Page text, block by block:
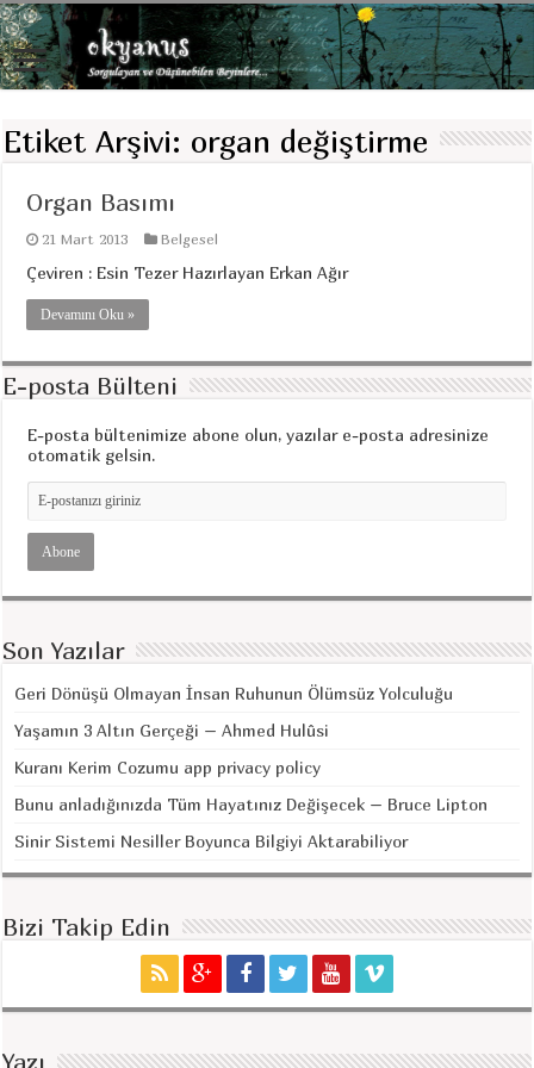
Etiket Arşivi: organ değiştirme
Organ Basımı
21 Mart 2013 Belgesel
Çeviren : Esin Tezer Hazırlayan Erkan Ağır
Devamını Oku »
E-posta Bülteni
E-posta bültenimize abone olun, yazılar e-posta adresinize
otomatik gelsin.
Son Yazılar
Geri Dönüşü Olmayan İnsan Ruhunun Ölümsüz Yolculuğu
Yaşamın 3 Altın Gerçeği – Ahmed Hulûsi
Kuranı Kerim Cozumu app privacy policy
Bunu anladığınızda Tüm Hayatınız Değişecek – Bruce Lipton
Sinir Sistemi Nesiller Boyunca Bilgiyi Aktarabiliyor
Bizi Takip Edin
Yazı